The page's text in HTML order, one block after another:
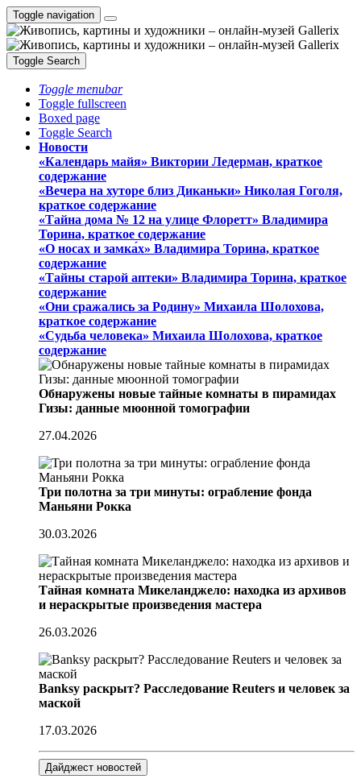
Toggle navigation
Toggle Search
Toggle menubar
Toggle fullscreen
Boxed page
Toggle Search
Новости
«Календарь майя» Виктории Ледерман, краткое
содержание
«Вечера на хуторе близ Диканьки» Николая Гоголя,
краткое содержание
«Тайна дома № 12 на улице Флоретт» Владимира
Торина, краткое содержание
«О носах и замка́х» Владимира Торина, краткое
содержание
«Тайны старой аптеки» Владимира Торина, краткое
содержание
«Они сражались за Родину» Михаила Шолохова,
краткое содержание
«Судьба человека» Михаила Шолохова, краткое
содержание
Обнаружены новые тайные комнаты в пирамидах
Гизы: данные мюонной томографии
27.04.2026
Три полотна за три минуты: ограбление фонда
Маньяни Рокка
30.03.2026
Тайная комната Микеланджело: находка из архивов
и нераскрытые произведения мастера
26.03.2026
Banksy раскрыт? Расследование Reuters и человек за
маской
17.03.2026
Дайджест новостей